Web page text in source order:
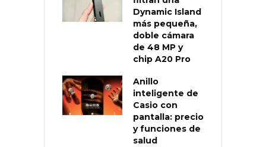
Dynamic Island
más pequeña,
doble cámara
de 48 MP y
chip A20 Pro
Anillo
inteligente de
Casio con
pantalla: precio
y funciones de
salud